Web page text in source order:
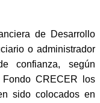
de Desarrollo
o administrador
confianza, según
CRECER los
sido colocados en